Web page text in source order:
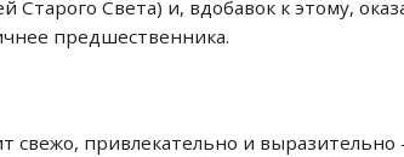
Света) и, вдобавок к этому,
предшественника.
свежо, привлекательно и